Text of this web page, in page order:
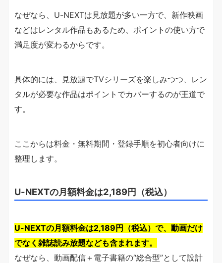
なぜなら、U-NEXTは見放題が多い一方で、新作映画
などはレンタル作品もあるため、ポイントの使い方で
満足度が変わるからです。
具体的には、見放題でTVシリーズを楽しみつつ、レン
タルが必要な作品はポイントでカバーするのが王道で
す。
ここからは料金・無料期間・登録手順を初心者向けに
整理します。
U-NEXTの月額料金は2,189円（税込）
U-NEXTの月額料金は2,189円（税込）で、動画だけ
でなく雑誌読み放題なども含まれます。
なぜなら、動画配信＋電子書籍の“総合型”として設計